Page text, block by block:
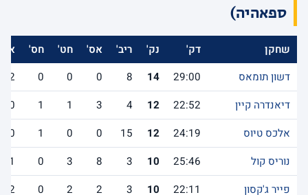
ספאהיה)
שחקן דק' נק' ריב' אס' חט' חס'
אב'
דשון תומאס
29:00
14
8
0
0
0
2
דיאנדרה קיין
22:52
12
4
3
1
1
0
אלכס טיוס
24:19
12
15
0
0
1
0
נוריס קול
25:46
10
3
8
3
0
1
פייר ג'קסון
22:11
10
3
2
2
0
2